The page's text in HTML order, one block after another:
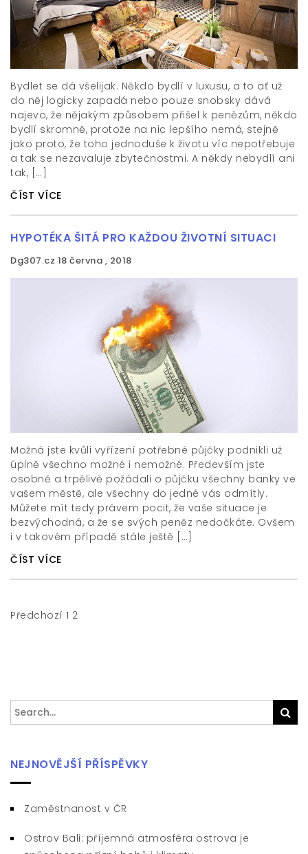
Bydlet se dá všelijak. Někdo bydlí v luxusu, a to ať už
do něj logicky zapadá nebo pouze snobsky dává
najevo, že nějakým způsobem přišel k penězům, někdo
bydlí skromně, protože na nic lepšího nemá, stejně
jako proto, že toho jednoduše k životu víc nepotřebuje
a tak se nezavaluje zbytečnostmi. A někdy nebydlí ani
tak, […]
ČÍST VÍCE
HYPOTÉKA ŠITÁ PRO KAŽDOU ŽIVOTNÍ SITUACI
Dg307.cz 18 června , 2018
Možná jste kvůli vyřízení potřebné půjčky podnikli už
úplně všechno možné i nemožné. Především jste
osobně a trpělivě požádali o půjčku všechny banky ve
vašem městě, ale všechny do jedné vás odmítly.
Můžete mít tedy právem pocit, že vaše situace je
bezvýchodná, a že se svých peněz nedočkáte. Ovšem
i v takovém případě stále ještě […]
ČÍST VÍCE
Stránkování
Předchozí 1 2
Search
for:
NEJNOVĚJŠÍ PŘÍSPĚVKY
Zaměstnanost v ČR
Ostrov Bali: příjemná atmosféra ostrova je